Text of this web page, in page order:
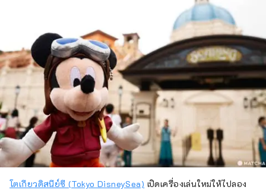
โตเกียวดิสนีย์ซี (Tokyo DisneySea) เปิดเครื่องเล่นใหม่ให้ไปลอง